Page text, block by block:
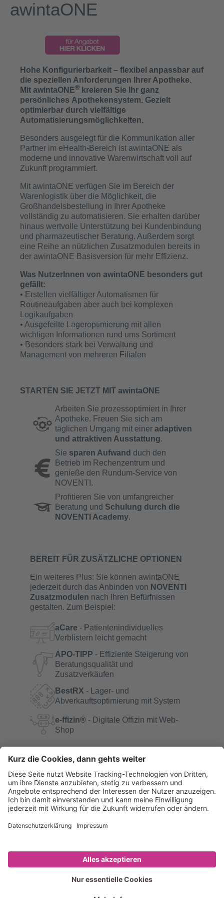
awintaONE
Hohe Konfigurierbarkeit – flexibel anpassbar auf
die speziellen Anforderungen Ihrer Apotheke.
Mit awintaONE® kreieren Sie Ihr ganz
persönliches Apothekensystem. Gezielt
optimierbar durch vielfältige
Automatisierungsmöglichkeiten.
Besonders ausgelegt für die Kommunikation aller
Partner im eHealth-Bereich ist awintaONE als
moderne und innovative Warenwirtschaft voll auf
Zukunft programmiert.
Mit awintaONE verfügen Sie im Bereich der
Warenlogistik über die Möglichkeit, die
Großhandelsbestellung in Ihrer Apotheke
vollständig zu automatisieren. Sie erhalten darüber
hinaus wertvolle Unterstützung bei Kundenbindung
und pharmazeutischer Beratung. Außerdem sorgt
eine Reihe an nützlichen Zusatzmodulen bereits in
der awintaONE Basisversion für mehr Effizienz.
Was NutzerInnen von awintaONE besonders gut
gefällt:
• Erstellen vielfältiger Automatismen für
Routineaufgaben aber auch bei komplexen
Logikaufgaben
• Ausgefeilte Lageroptimierung mit allen
wichtigen Informationen rund ums Sortiment
• Besonders stark bei Verwaltung und
Management von mehreren Filialen
STARTEN SIE JETZT MIT awintaONE
Arbeiten Sie prozessoptimiert in Ihrer
Apotheke. Freuen Sie sich am
täglichen Umgang mit einer adaptiven
und attraktiven Ausstattung.
Sie sparen Aufwand duch den
Betrieb im Rechenzentrum und
genieße den Rundum-Service von
NOVENTI.
Profitieren Sie von umfangreicher
Beratung und Schulung durch die
NOVENTI Academy.
BEREIT FÜR ZUSÄTZLICHE OPTIONEN
Ein weiteres Plus: Sie können awintaONE
jederzeit durch das Anbinden von NOVENTI
Zusatzmodulen nach Ihren Befürfnissen
gestalten. Zum Beispiel:
aCare - Patientenindividuelles
Verblistern leicht gemacht
APO-TIPP - Effiziente Steigerung von
Beratungsqualität und
Zusatzverkäufen
BestRX - Lager- und
Abverkauftsoptimierung mit System
e-ffizin® - Digitale Offizin mit Web-
Shop
Datenschutz